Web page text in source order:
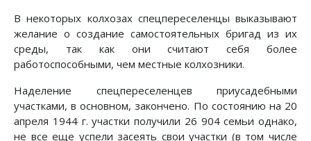
В некоторых колхозах спецпереселенцы выказывают
желание о создание самостоятельных бригад из их
среды, так как они считают себя более
работоспособными, чем местные колхозники.
Наделение спецпереселенцев приусадебными
участками, в основном, закончено. По состоянию на 20
апреля 1944 г. участки получили 26 904 семьи однако,
не все еще успели засеять свои участки (в том числе